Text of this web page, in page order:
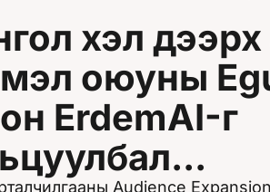
хэл
оюуны
ErdemAI-г
Audience